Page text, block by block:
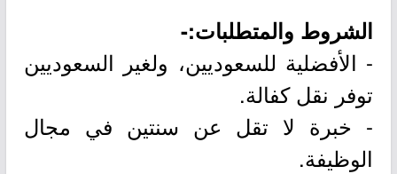
الشروط والمتطلبات:-
- الأفضلية للسعوديين، ولغير السعوديين
توفر نقل كفالة.
- خبرة لا تقل عن سنتين في مجال
الوظيفة.